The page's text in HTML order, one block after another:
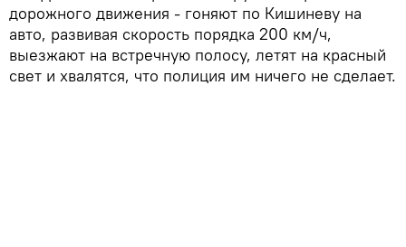
дорожного движения - гоняют по Кишиневу на
авто, развивая скорость порядка 200 км/ч,
выезжают на встречную полосу, летят на красный
свет и хвалятся, что полиция им ничего не сделает.